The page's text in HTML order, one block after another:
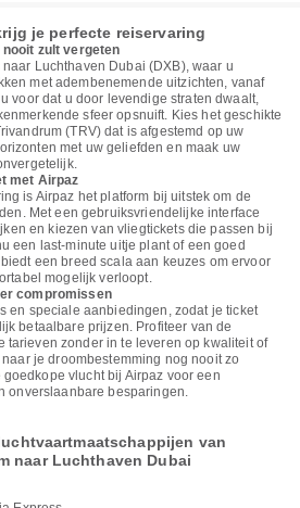
je perfecte reiservaring
zult vergeten
Luchthaven Dubai (DXB), waar u
met adembenemende uitzichten, vanaf
voor dat u door levendige straten dwaalt,
sfeer opsnuift. Kies het geschikte
(TRV) dat is afgestemd op uw
met uw geliefden en maak uw
met Airpaz
is Airpaz het platform bij uitstek om de
Met een gebruiksvriendelijke interface
en kiezen van vliegtickets die passen bij
een last-minute uitje plant of een goed
een breed scala aan keuzes om ervoor
mogelijk verloopt.
compromissen
en speciale aanbiedingen, zodat je ticket
betaalbare prijzen. Profiteer van de
tarieven zonder in te leveren op kwaliteit of
je droombestemming nog nooit zo
vlucht bij Airpaz voor een
onverslaanbare besparingen.
van
naar Luchthaven Dubai